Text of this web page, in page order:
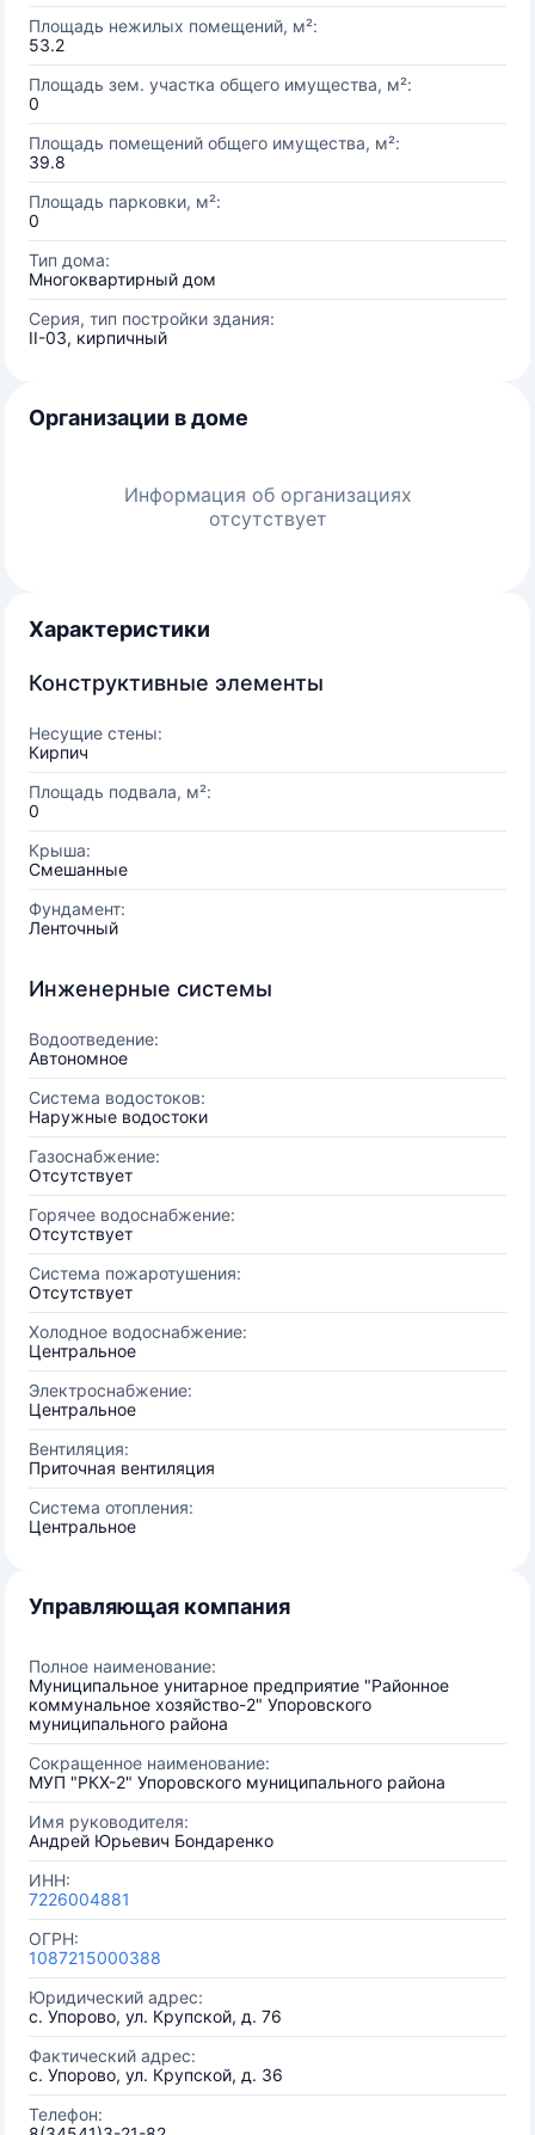
Площадь нежилых помещений, м²:
53.2
Площадь зем. участка общего имущества, м²:
0
Площадь помещений общего имущества, м²:
39.8
Площадь парковки, м²:
0
Тип дома:
Многоквартирный дом
Серия, тип постройки здания:
II-03, кирпичный
Организации в доме
Информация об организациях
отсутствует
Характеристики
Конструктивные элементы
Несущие стены:
Кирпич
Площадь подвала, м²:
0
Крыша:
Смешанные
Фундамент:
Ленточный
Инженерные системы
Водоотведение:
Автономное
Система водостоков:
Наружные водостоки
Газоснабжение:
Отсутствует
Горячее водоснабжение:
Отсутствует
Система пожаротушения:
Отсутствует
Холодное водоснабжение:
Центральное
Электроснабжение:
Центральное
Вентиляция:
Приточная вентиляция
Система отопления:
Центральное
Управляющая компания
Полное наименование:
Муниципальное унитарное предприятие "Районное
коммунальное хозяйство-2" Упоровского
муниципального района
Сокращенное наименование:
МУП "РКХ-2" Упоровского муниципального района
Имя руководителя:
Андрей Юрьевич Бондаренко
ИНН:
7226004881
ОГРН:
1087215000388
Юридический адрес:
с. Упорово, ул. Крупской, д. 76
Фактический адрес:
с. Упорово, ул. Крупской, д. 36
Телефон: